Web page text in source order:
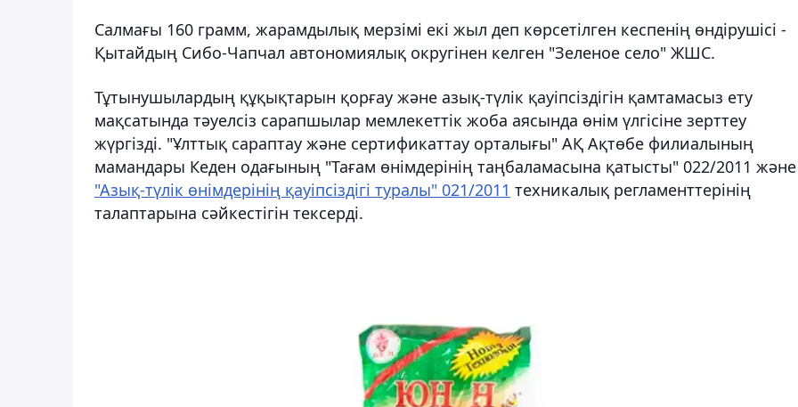
Салмағы 160 грамм, жарамдылық мерзімі екі жыл деп көрсетілген кеспенің өндірушісі -
Қытайдың Сибо-Чапчал автономиялық округінен келген "Зеленое село" ЖШС.
Тұтынушылардың құқықтарын қорғау және азық-түлік қауіпсіздігін қамтамасыз ету
мақсатында тәуелсіз сарапшылар мемлекеттік жоба аясында өнім үлгісіне зерттеу
жүргізді. "Ұлттық сараптау және сертификаттау орталығы" АҚ Ақтөбе филиалының
мамандары Кеден одағының "Тағам өнімдерінің таңбаламасына қатысты" 022/2011 және
"Азық-түлік өнімдерінің қауіпсіздігі туралы" 021/2011 техникалық регламенттерінің
талаптарына сәйкестігін тексерді.